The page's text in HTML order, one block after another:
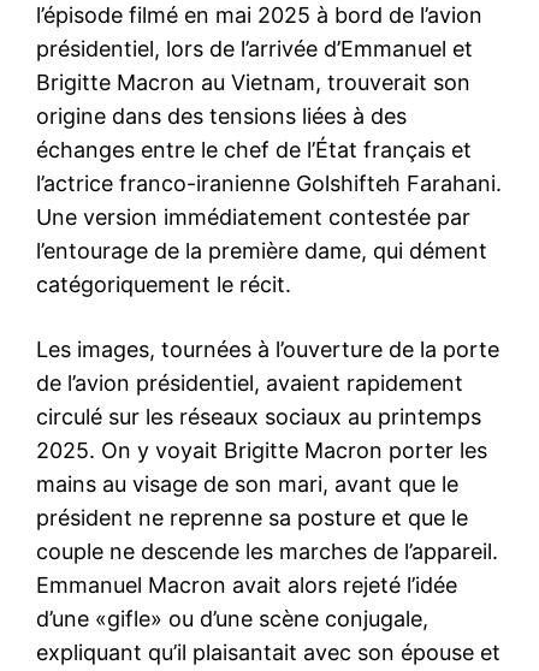
l’épisode filmé en mai 2025 à bord de l’avion
présidentiel, lors de l’arrivée d’Emmanuel et
Brigitte Macron au Vietnam, trouverait son
origine dans des tensions liées à des
échanges entre le chef de l’État français et
l’actrice franco-iranienne Golshifteh Farahani.
Une version immédiatement contestée par
l’entourage de la première dame, qui dément
catégoriquement le récit.
Les images, tournées à l’ouverture de la porte
de l’avion présidentiel, avaient rapidement
circulé sur les réseaux sociaux au printemps
2025. On y voyait Brigitte Macron porter les
mains au visage de son mari, avant que le
président ne reprenne sa posture et que le
couple ne descende les marches de l’appareil.
Emmanuel Macron avait alors rejeté l’idée
d’une «gifle» ou d’une scène conjugale,
expliquant qu’il plaisantait avec son épouse et